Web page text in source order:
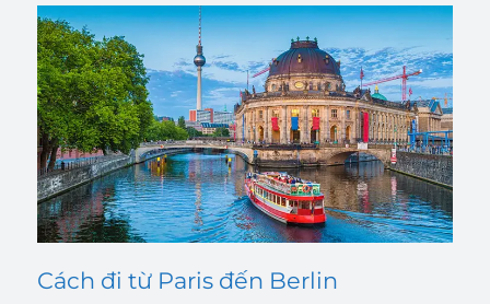
Cách đi từ Paris đến Berlin